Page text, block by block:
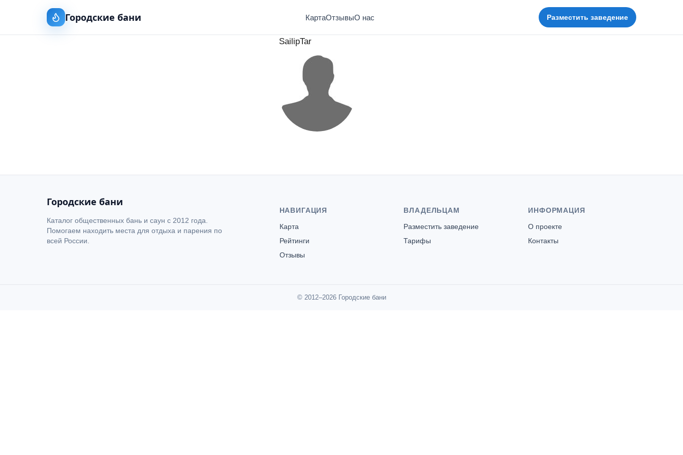
Городские бани КартаОтзывыО нас Разместить заведение
SailipTar
Городские бани
Каталог общественных бань и саун с 2012 года.
Помогаем находить места для отдыха и парения по
всей России.
НАВИГАЦИЯ
Карта
Рейтинги
Отзывы
ВЛАДЕЛЬЦАМ
Разместить заведение
Тарифы
ИНФОРМАЦИЯ
О проекте
Контакты
© 2012–2026 Городские бани